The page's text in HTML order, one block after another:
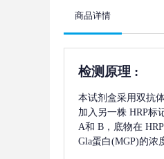
商品详情
检测原理 :
本试剂盒采用双抗
加入另一株 HRP标
A和 B，底物在
Gla蛋白(MGP)的浓